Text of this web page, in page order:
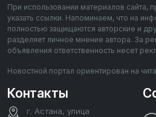
При использовании материалов сайта,
указать ссылки. Напоминаем, что на
полностью защищаются авторские и
разделяет личное мнение автора. За
объявления ответственность несет
Новостной портал ориентирован на
Контакты
г. Астана, улица